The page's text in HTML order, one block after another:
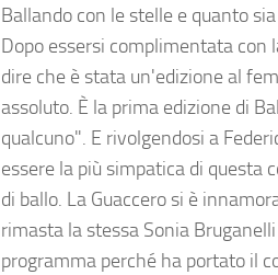
Ballando con le stelle e quanto
Dopo essersi complimentata con
dire che è stata un'edizione al
assoluto. È la prima edizione di
qualcuno". E rivolgendosi a
essere la più simpatica di
di ballo. La Guaccero si è
rimasta la stessa Sonia
programma perché ha portato il